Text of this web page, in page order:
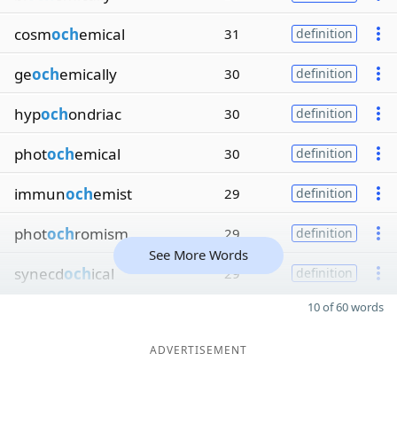
cosmochemical 31 definition
geochemically 30 definition
hypochondriac 30 definition
photochemical 30 definition
immunochemist 29 definition
photochromism 29 definition
synecdochical 29 definition
See More Words
10 of 60 words
ADVERTISEMENT